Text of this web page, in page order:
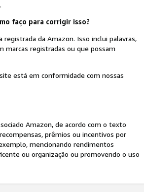
faço para corrigir isso?
da Amazon. Isso inclui palavras,
marcas registradas ou que possam
está em conformidade com nossas
Amazon, de acordo com o texto
prêmios ou incentivos por
mencionando rendimentos
ou organização ou promovendo o uso